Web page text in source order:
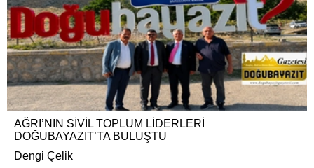
AĞRI’NIN SİVİL TOPLUM LİDERLERİ
DOĞUBAYAZIT’TA BULUŞTU
Dengi Çelik